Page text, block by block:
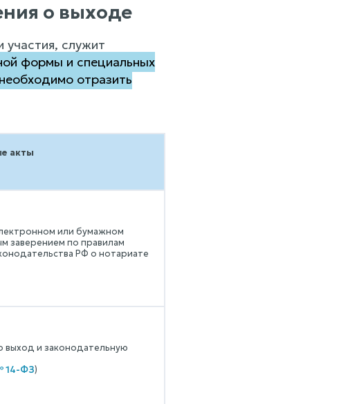
о выходе
служит
формы и специальных
отразить
акты
или бумажном
заверением по правилам
РФ о нотариате
выход и законодательную
14-ФЗ)